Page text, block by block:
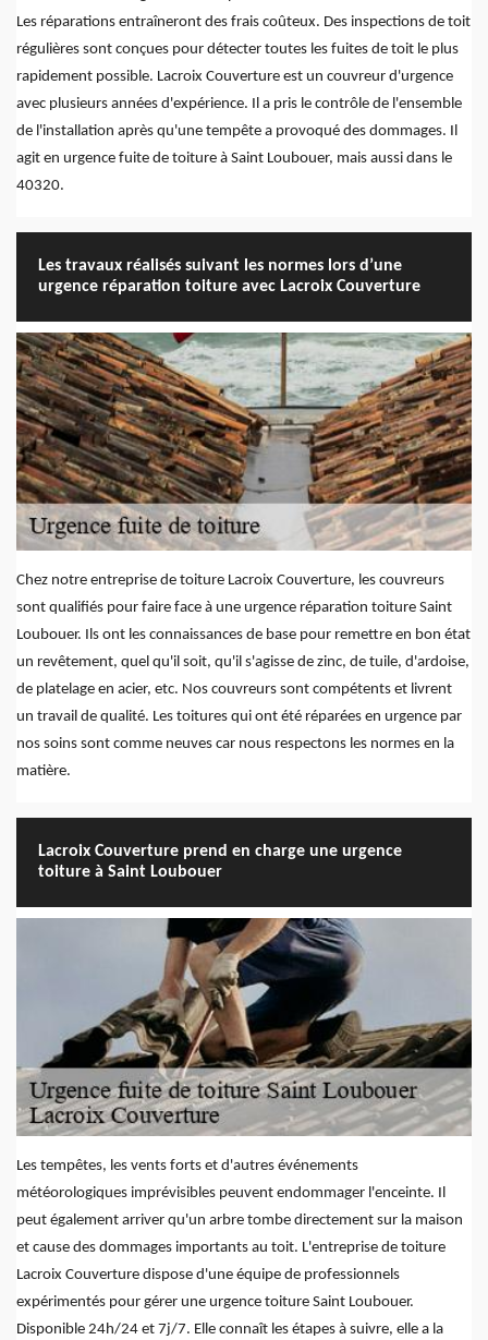
Les réparations entraîneront des frais coûteux. Des inspections de toit
régulières sont conçues pour détecter toutes les fuites de toit le plus
rapidement possible. Lacroix Couverture est un couvreur d'urgence
avec plusieurs années d'expérience. Il a pris le contrôle de l'ensemble
de l'installation après qu'une tempête a provoqué des dommages. Il
agit en urgence fuite de toiture à Saint Loubouer, mais aussi dans le
40320.
Les travaux réalisés suivant les normes lors d’une
urgence réparation toiture avec Lacroix Couverture
Chez notre entreprise de toiture Lacroix Couverture, les couvreurs
sont qualifiés pour faire face à une urgence réparation toiture Saint
Loubouer. Ils ont les connaissances de base pour remettre en bon état
un revêtement, quel qu'il soit, qu'il s'agisse de zinc, de tuile, d'ardoise,
de platelage en acier, etc. Nos couvreurs sont compétents et livrent
un travail de qualité. Les toitures qui ont été réparées en urgence par
nos soins sont comme neuves car nous respectons les normes en la
matière.
Lacroix Couverture prend en charge une urgence
toiture à Saint Loubouer
Les tempêtes, les vents forts et d'autres événements
météorologiques imprévisibles peuvent endommager l'enceinte. Il
peut également arriver qu'un arbre tombe directement sur la maison
et cause des dommages importants au toit. L'entreprise de toiture
Lacroix Couverture dispose d'une équipe de professionnels
expérimentés pour gérer une urgence toiture Saint Loubouer.
Disponible 24h/24 et 7j/7. Elle connaît les étapes à suivre, elle a la